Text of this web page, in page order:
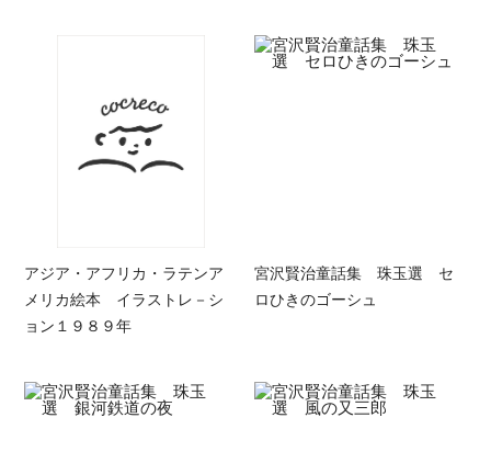
アジア・アフリカ・ラテンア
メリカ絵本 イラストレ－シ
ョン１９８９年
宮沢賢治童話集 珠玉選 セ
ロひきのゴーシュ